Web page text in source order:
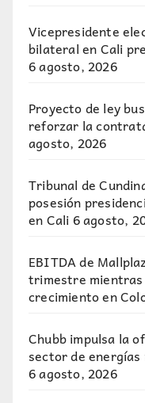
Vicepresidente
bilateral en Cali
6 agosto, 2026
Proyecto de ley
reforzar la
agosto, 2026
Tribunal de
posesión
en Cali 6 agosto,
EBITDA de
trimestre mientras
crecimiento en
Chubb impulsa la
sector de
6 agosto, 2026